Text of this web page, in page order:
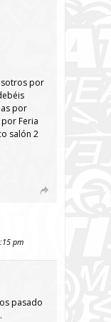
por
por
Feria
salón 2
pm
pasado